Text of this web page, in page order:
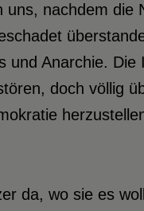
uns, nachdem
und Anarchie.
doch völlig
da, wo sie es